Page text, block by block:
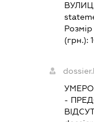
(грн.):
-